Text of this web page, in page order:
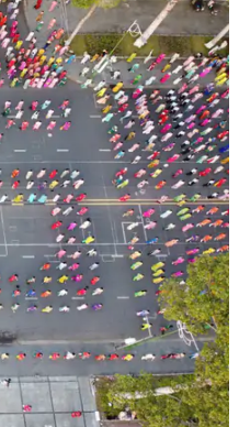
Đi chợ, thanh toán,
- Phụ nữ làm chủ ví